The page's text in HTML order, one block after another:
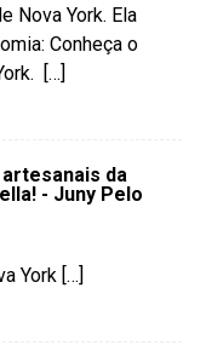
Nova York. Ela
Conheça o
[…]
artesanais da
- Juny Pelo
York […]